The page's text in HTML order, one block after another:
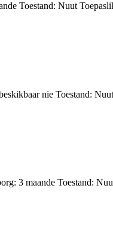
Toestand: Nuut
nie Toestand:
3 maande Toestand: